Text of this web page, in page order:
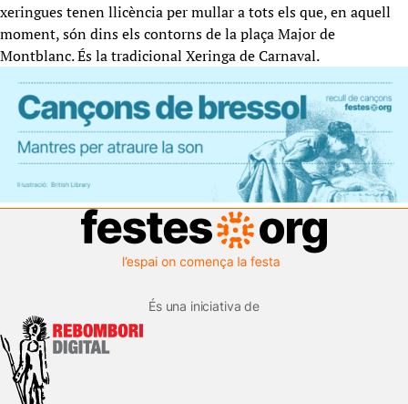
xeringues tenen llicència per mullar a tots els que, en aquell
moment, són dins els contorns de la plaça Major de
Montblanc. És la tradicional Xeringa de Carnaval.
És una iniciativa de